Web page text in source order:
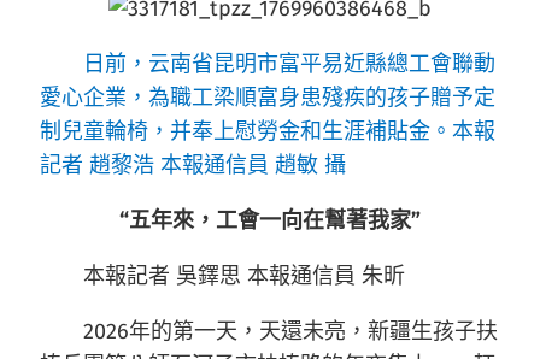
日前，云南省昆明市富平易近縣總工會聯動
愛心企業，為職工梁順富身患殘疾的孩子贈予定
制兒童輪椅，并奉上慰勞金和生涯補貼金。本報
記者 趙黎浩 本報通信員 趙敏 攝
“五年來，工會一向在幫著我家”
本報記者 吳鐸思 本報通信員 朱昕
2026年的第一天，天還未亮，新疆生孩子扶